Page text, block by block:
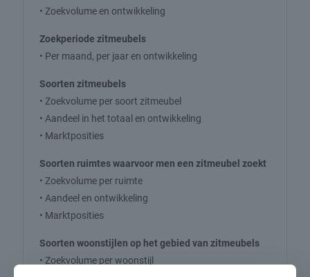
• Zoekvolume en ontwikkeling
Zoekperiode zitmeubels
• Per maand, per jaar en ontwikkeling
Soorten zitmeubels
• Zoekvolume per soort zitmeubel
• Aandeel in het totaal en ontwikkeling
• Marktposities
Soorten ruimtes waarvoor men een zitmeubel zoekt
• Zoekvolume per ruimte
• Aandeel en ontwikkeling
• Marktposities
Soorten woonstijlen op het gebied van zitmeubels
• Zoekvolume per woonstijl